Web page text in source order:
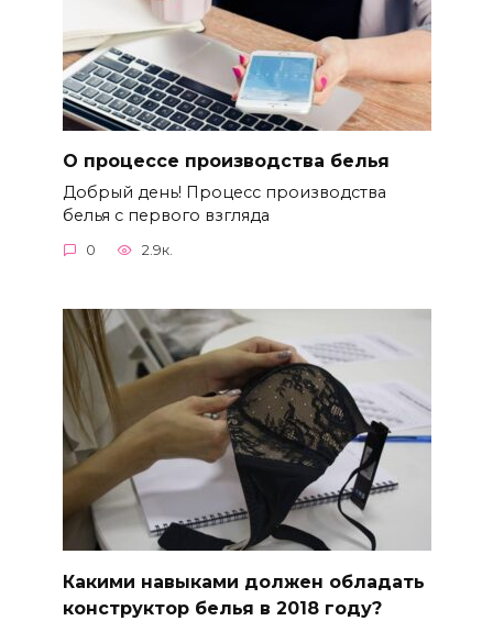
О процессе производства белья
Добрый день! Процесс производства
белья с первого взгляда
0 2.9к.
Какими навыками должен обладать
конструктор белья в 2018 году?